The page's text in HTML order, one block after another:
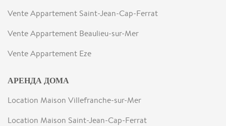
Vente Appartement Saint-Jean-Cap-Ferrat
Vente Appartement Beaulieu-sur-Mer
Vente Appartement Eze
АРЕНДА ДОМА
Location Maison Villefranche-sur-Mer
Location Maison Saint-Jean-Cap-Ferrat